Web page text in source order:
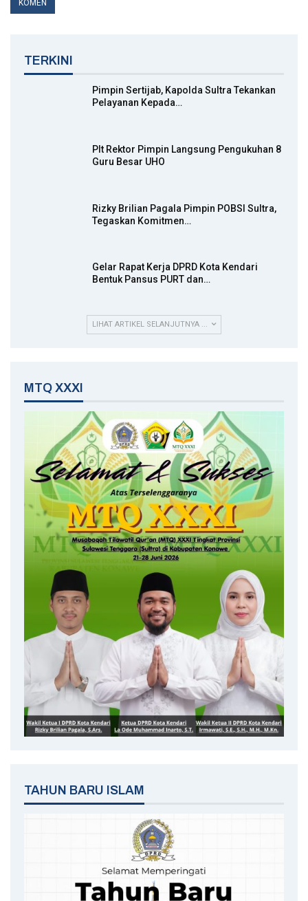
TERKINI
Pimpin Sertijab, Kapolda Sultra Tekankan
Pelayanan Kepada…
Plt Rektor Pimpin Langsung Pengukuhan 8
Guru Besar UHO
Rizky Brilian Pagala Pimpin POBSI Sultra,
Tegaskan Komitmen…
Gelar Rapat Kerja DPRD Kota Kendari
Bentuk Pansus PURT dan…
LIHAT ARTIKEL SELANJUTNYA ...
MTQ XXXI
TAHUN BARU ISLAM